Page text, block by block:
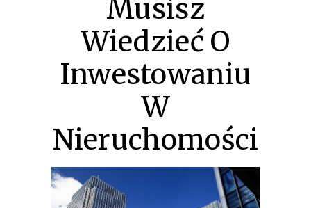
Musisz
Wiedzieć O
Inwestowaniu
W
Nieruchomości